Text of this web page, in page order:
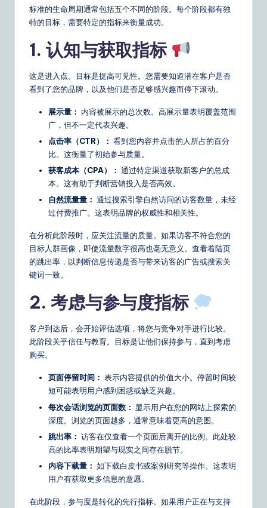
S
o
ft
w
标准的生命周期通常包括五个不同的阶段。每个阶段都有独
特的目标，需要特定的指标来衡量成功。
1. 认知与获取指标
这是进入点。目标是提高可见性。您需要知道潜在客户是否
看到了您的品牌，以及他们是否足够感兴趣而停下滚动。
展示量： 内容被展示的总次数。高展示量表明覆盖范围
广，但不一定代表兴趣。
点击率（CTR）： 看到您内容并点击的人所占的百分
比。这衡量了初始参与质量。
获客成本（CPA）： 通过特定渠道获取新客户的总成
本。这有助于判断营销投入是否高效。
自然流量量： 通过搜索引擎自然访问的访客数量，未经
过付费推广。这表明品牌的权威性和相关性。
在分析此阶段时，应关注流量的质量。如果访客不符合您的
目标人群画像，即使流量数字很高也毫无意义。查看着陆页
的跳出率，以判断信息传递是否与带来访客的广告或搜索关
键词一致。
2. 考虑与参与度指标
客户到达后，会开始评估选项，将您与竞争对手进行比较。
此阶段关乎信任与教育。目标是让他们保持参与，直到考虑
购买。
页面停留时间： 表示内容提供的价值大小。停留时间较
短可能表明用户感到困惑或缺乏兴趣。
每次会话浏览的页面数： 显示用户在您的网站上探索的
深度。浏览的页面越多，通常意味着更高的意图。
跳出率： 访客在仅查看一个页面后离开的比例。此处较
高的比率表明期望与现实之间存在脱节。
内容下载量： 如下载白皮书或案例研究等操作。这表明
用户有获取更多信息的意愿。
在此阶段，参与度是转化的先行指标。如果用户正在与支持